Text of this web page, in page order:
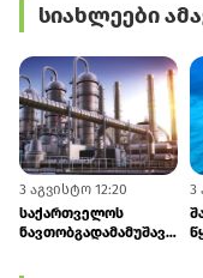
სიახლეები
3 აგვისტო 12:20
საქართველოს
3